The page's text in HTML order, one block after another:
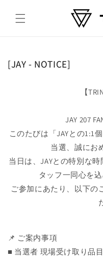
content
[JAY - NOTICE]
【
JAY 207
このたびは「JAYとの1:1
当選、誠にお
当日は、JAYとの特別な
タッフ一同心を
ご参加にあたり、以下の
📌 ご案内事項
■ 当選者 現場受け取り品目